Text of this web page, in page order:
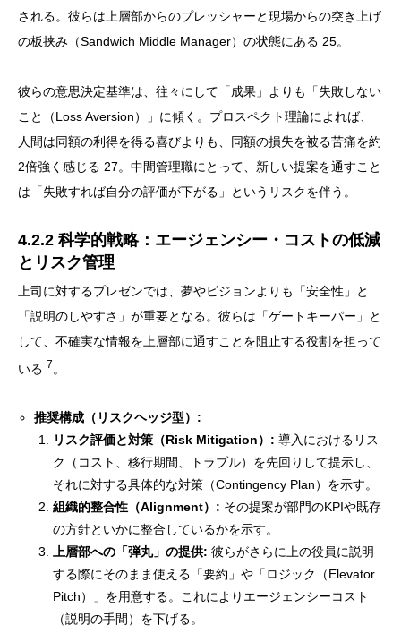
される。彼らは上層部からのプレッシャーと現場からの突き上げ
の板挟み（Sandwich Middle Manager）の状態にある 25。
彼らの意思決定基準は、往々にして「成果」よりも「失敗しない
こと（Loss Aversion）」に傾く。プロスペクト理論によれば、
人間は同額の利得を得る喜びよりも、同額の損失を被る苦痛を約
2倍強く感じる 27。中間管理職にとって、新しい提案を通すこと
は「失敗すれば自分の評価が下がる」というリスクを伴う。
4.2.2 科学的戦略：エージェンシー・コストの低減
とリスク管理
上司に対するプレゼンでは、夢やビジョンよりも「安全性」と
「説明のしやすさ」が重要となる。彼らは「ゲートキーパー」と
して、不確実な情報を上層部に通すことを阻止する役割を担って
いる 7 。
推奨構成（リスクヘッジ型）:
リスク評価と対策（Risk Mitigation）: 導入におけるリス
ク（コスト、移行期間、トラブル）を先回りして提示し、
それに対する具体的な対策（Contingency Plan）を示す。
組織的整合性（Alignment）: その提案が部門のKPIや既存
の方針といかに整合しているかを示す。
上層部への「弾丸」の提供: 彼らがさらに上の役員に説明
する際にそのまま使える「要約」や「ロジック（Elevator
Pitch）」を用意する。これによりエージェンシーコスト
（説明の手間）を下げる。